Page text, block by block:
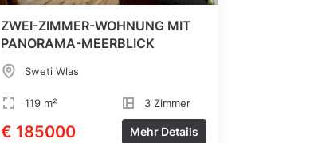
ZWEI-ZIMMER-WOHNUNG MIT
PANORAMA-MEERBLICK
Sweti Wlas
119 m² 3 Zimmer
€ 185000 Mehr Details